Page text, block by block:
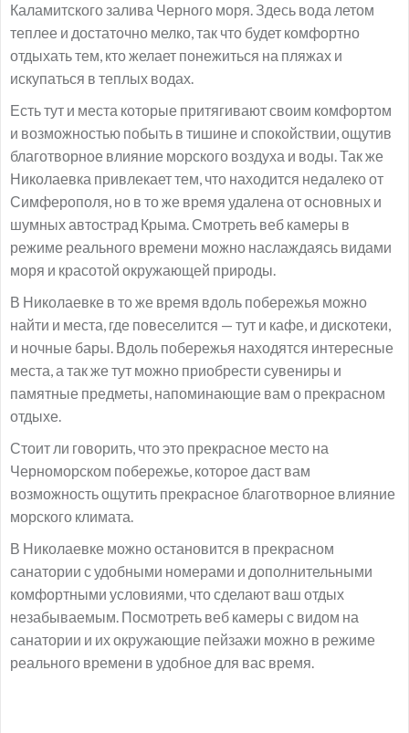
Каламитского залива Черного моря. Здесь вода летом
теплее и достаточно мелко, так что будет комфортно
отдыхать тем, кто желает понежиться на пляжах и
искупаться в теплых водах.
Есть тут и места которые притягивают своим комфортом
и возможностью побыть в тишине и спокойствии, ощутив
благотворное влияние морского воздуха и воды. Так же
Николаевка привлекает тем, что находится недалеко от
Симферополя, но в то же время удалена от основных и
шумных автострад Крыма. Смотреть веб камеры в
режиме реального времени можно наслаждаясь видами
моря и красотой окружающей природы.
В Николаевке в то же время вдоль побережья можно
найти и места, где повеселится — тут и кафе, и дискотеки,
и ночные бары. Вдоль побережья находятся интересные
места, а так же тут можно приобрести сувениры и
памятные предметы, напоминающие вам о прекрасном
отдыхе.
Стоит ли говорить, что это прекрасное место на
Черноморском побережье, которое даст вам
возможность ощутить прекрасное благотворное влияние
морского климата.
В Николаевке можно остановится в прекрасном
санатории с удобными номерами и дополнительными
комфортными условиями, что сделают ваш отдых
незабываемым. Посмотреть веб камеры с видом на
санатории и их окружающие пейзажи можно в режиме
реального времени в удобное для вас время.